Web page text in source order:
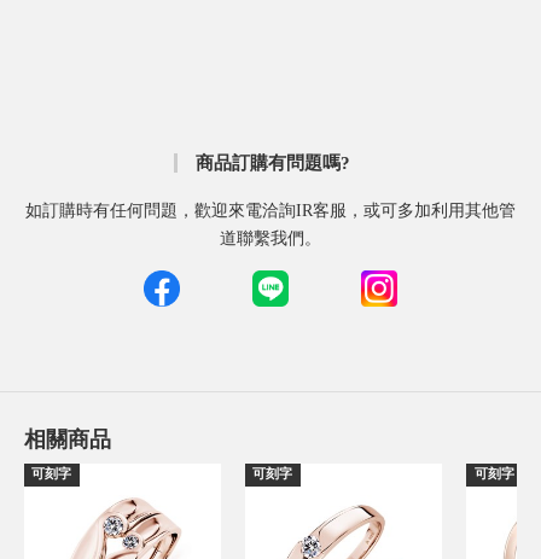
商品訂購有問題嗎?
如訂購時有任何問題，歡迎來電洽詢IR客服，或可多加利用其他管
道聯繫我們。
相關商品
可刻字 可刻字 可刻字